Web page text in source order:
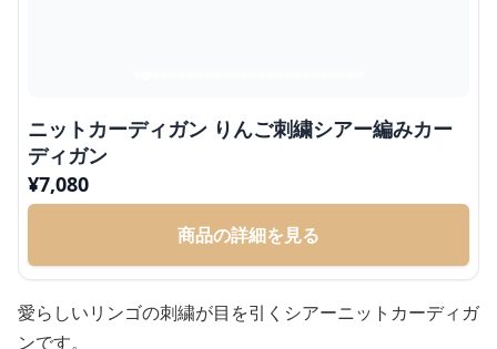
ニットカーディガン りんご刺繍シアー編みカー
ディガン
¥7,080
商品の詳細を見る
愛らしいリンゴの刺繍が目を引くシアーニットカーディガ
ンです。